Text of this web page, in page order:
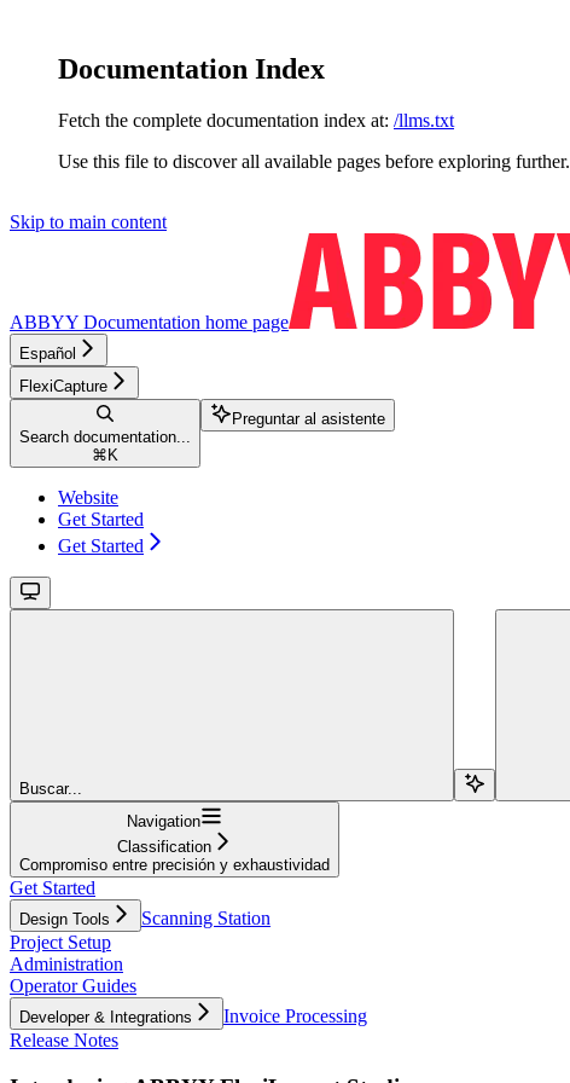
Documentation Index
Fetch the complete documentation index at: /llms.txt
Use this file to discover all available pages before exploring further.
Skip to main content
ABBYY Documentation home page
Español
FlexiCapture
Search documentation...
⌘ K
Preguntar al asistente
Website
Get Started
Get Started
Buscar...
Navigation
Classification
Compromiso entre precisión y exhaustividad
Get Started
Design Tools
Scanning Station
Project Setup
Administration
Operator Guides
Developer & Integrations
Invoice Processing
Release Notes